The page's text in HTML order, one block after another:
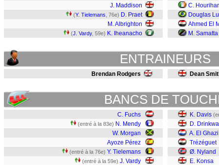
J. Maddison
(Y. Tielemans , 76e) D. Praet
M. Albrighton
(J. Vardy, 59e) K. Iheanacho
C.
Douglas
Ahmed El
M. Samatta
ENTRAINEURS
Brendan Rodgers Dean
BANCS DE
C. Fuchs
(entré à la 83e) N. Mendy
W. Morgan
Ayoze Pérez
(entré à la 76e) Y. Tielemans
(entré à la 59e) J. Vardy
K. Davis
D.
A. El Ghazi
Trézéguet
Ø. Nyland
E. Konsa